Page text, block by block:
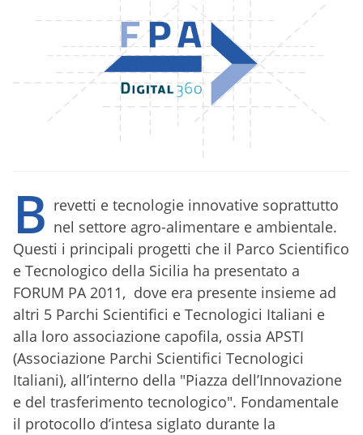
B revetti e tecnologie innovative soprattutto
nel settore agro-alimentare e ambientale.
Questi i principali progetti che il Parco Scientifico
e Tecnologico della Sicilia ha presentato a
FORUM PA 2011, dove era presente insieme ad
altri 5 Parchi Scientifici e Tecnologici Italiani e
alla loro associazione capofila, ossia APSTI
(Associazione Parchi Scientifici Tecnologici
Italiani), all’interno della "Piazza dell’Innovazione
e del trasferimento tecnologico". Fondamentale
il protocollo d’intesa siglato durante la